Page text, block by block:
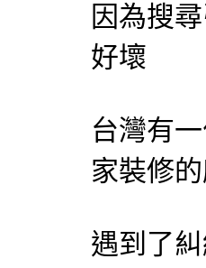
因為搜
好壞
台灣有
家裝修的
遇到了